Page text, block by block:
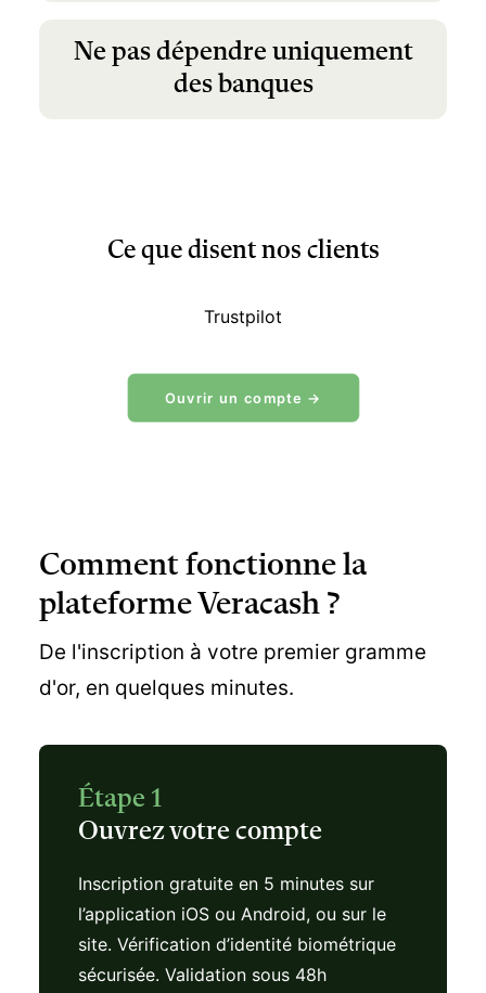
Ne pas dépendre uniquement
des banques
Ce que disent nos clients
Trustpilot
Ouvrir un compte →
Comment fonctionne la
plateforme Veracash ?
De l'inscription à votre premier gramme
d'or, en quelques minutes.
Étape 1
Ouvrez votre compte
Inscription gratuite en 5 minutes sur
l’application iOS ou Android, ou sur le
site. Vérification d’identité biométrique
sécurisée. Validation sous 48h